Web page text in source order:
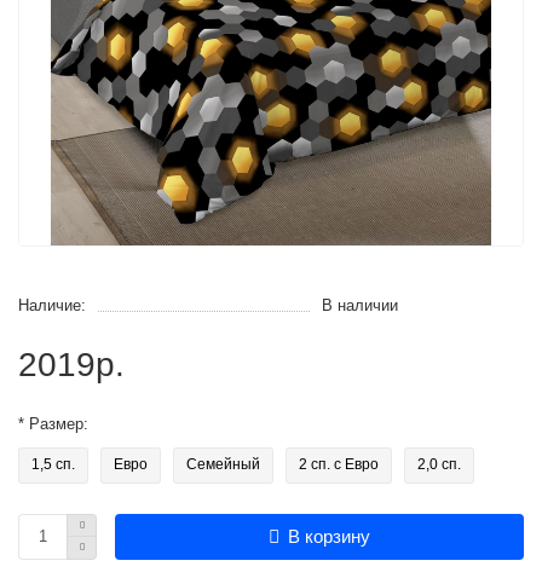
Наличие: В наличии
2019р.
* Размер:
1,5 сп. Евро Семейный 2 сп. с Евро 2,0 сп.
В корзину